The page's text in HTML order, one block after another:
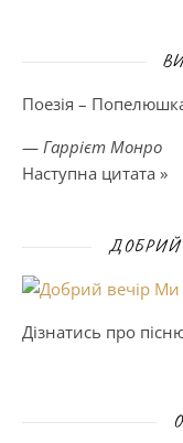
Поезія –
— Гаррієт Монро
Наступна цитата »
ДОБРИЙ
Дізнатись про